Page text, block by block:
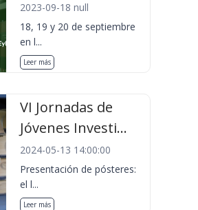
2023-09-18 null
18, 19 y 20 de septiembre
en l...
Leer más
VI Jornadas de
Jóvenes Investi...
2024-05-13 14:00:00
Presentación de pósteres:
el l...
Leer más